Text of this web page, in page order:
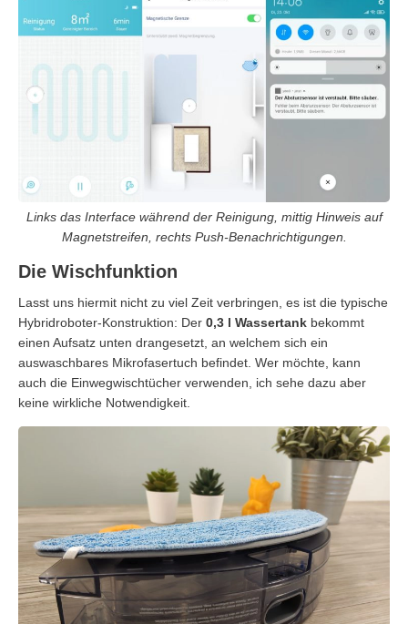
Links das Interface während der Reinigung, mittig Hinweis auf
Magnetstreifen, rechts Push-Benachrichtigungen.
Die Wischfunktion
Lasst uns hiermit nicht zu viel Zeit verbringen, es ist die typische
Hybridroboter-Konstruktion: Der 0,3 l Wassertank bekommt
einen Aufsatz unten drangesetzt, an welchem sich ein
auswaschbares Mikrofasertuch befindet. Wer möchte, kann
auch die Einwegwischtücher verwenden, ich sehe dazu aber
keine wirkliche Notwendigkeit.